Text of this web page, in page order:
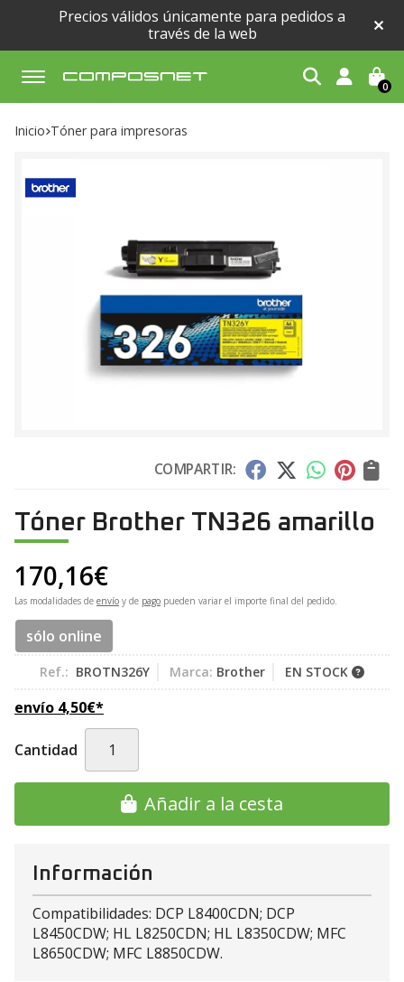
Precios válidos únicamente para pedidos a
través de la web
Buscar 0
Inicio tóner para impresoras
COMPARTIR:
Tóner Brother TN326 amarillo
170,16€
Las modalidades de envío y de pago pueden variar el importe final del pedido.
sólo online
Ref.: BROTN326Y Marca: Brother EN STOCK
envío 4,50€*
Cantidad
Añadir a la cesta
Información
Compatibilidades: DCP L8400CDN; DCP
L8450CDW; HL L8250CDN; HL L8350CDW; MFC
L8650CDW; MFC L8850CDW.